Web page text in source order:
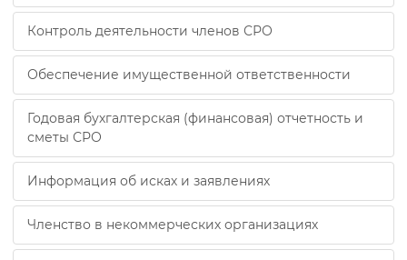
Контроль деятельности членов СРО
Обеспечение имущественной ответственности
Годовая бухгалтерская (финансовая) отчетность и
сметы СРО
Информация об исках и заявлениях
Членство в некоммерческих организациях